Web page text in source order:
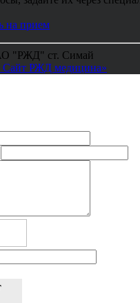
на прием
"РЖД" ст. Симай
Сайт РЖД медицина»